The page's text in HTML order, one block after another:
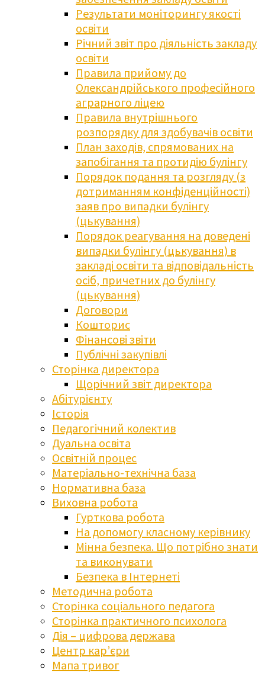
Результати моніторингу якості
освіти
Річний звіт про діяльність закладу
освіти
Правила прийому до
Олександрійського професійного
аграрного ліцею
Правила внутрішнього
розпорядку для здобувачів освіти
План заходів, спрямованих на
запобігання та протидію булінгу
Порядок подання та розгляду (з
дотриманням конфіденційності)
заяв про випадки булінгу
(цькування)
Порядок реагування на доведені
випадки булінгу (цькування) в
закладі освіти та відповідальність
осіб, причетних до булінгу
(цькування)
Договори
Кошторис
Фінансові звіти
Публічні закупівлі
Сторінка директора
Щорічний звіт директора
Абітурієнту
Історія
Педагогічний колектив
Дуальна освіта
Освітній процес
Матеріально-технічна база
Нормативна база
Виховна робота
Гурткова робота
На допомогу класному керівнику
Мінна безпека. Що потрібно знати
та виконувати
Безпека в Інтернеті
Методична робота
Сторінка соціального педагога
Сторінка практичного психолога
Дія – цифрова держава
Центр кар’єри
Мапа тривог